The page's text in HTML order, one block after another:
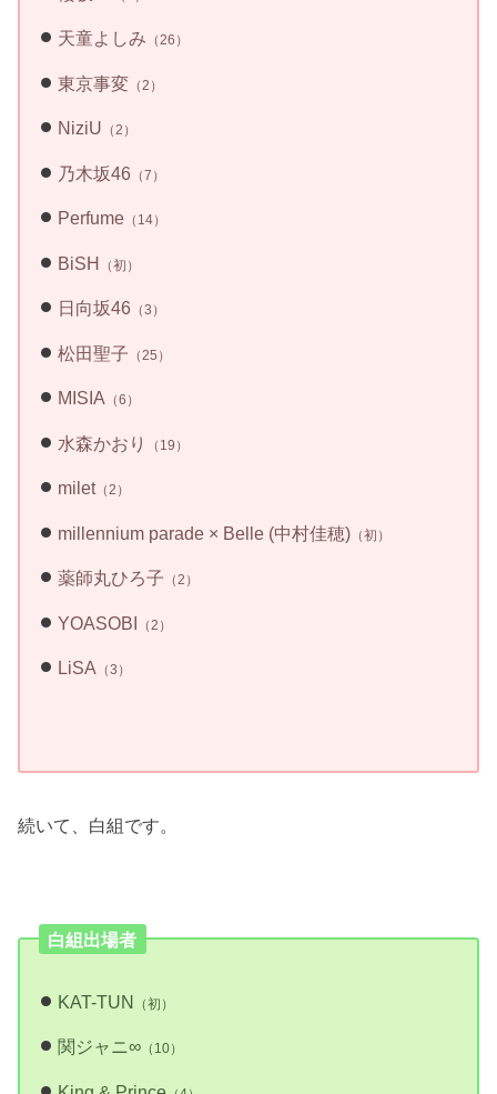
天童よしみ （26）
東京事変 （2）
NiziU （2）
乃木坂46（7）
Perfume（14）
BiSH （初）
日向坂46（3）
松田聖子 （25）
MISIA（6）
水森かおり （19）
milet（2）
millennium parade × Belle (中村佳穂)（初）
薬師丸ひろ子 （2）
YOASOBI （2）
LiSA（3）
続いて、白組です。
白組出場者
KAT-TUN （初）
関ジャニ∞（10）